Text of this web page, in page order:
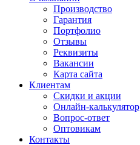
Производство
Гарантия
Портфолио
Отзывы
Реквизиты
Вакансии
Карта сайта
Клиентам
Скидки и акции
Онлайн-калькулятор
Вопрос-ответ
Оптовикам
Контакты